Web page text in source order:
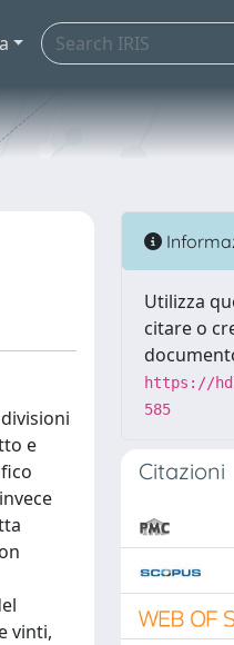
e
vinti,
Utilizza
citare o
https://
585
Citazioni